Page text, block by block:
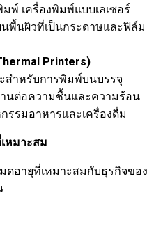
เครื่องพิมพ์แบบเลเซอร์
พื้นผิวที่เป็นกระดาษและฟิล์ม
Printers)
สำหรับการพิมพ์บนบรรจุ
ต่อความชื้นและความร้อน
รรมอาหารและเครื่องดื่ม
หมาะสม
ายุที่เหมาะสมกับธุรกิจของ